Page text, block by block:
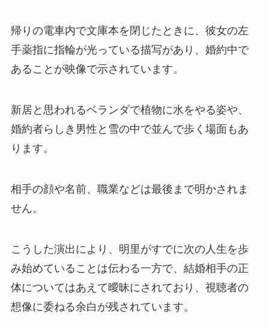
帰りの電車内で文庫本を閉じたときに、彼女の左
手薬指に指輪が光っている描写があり、婚約中で
あることが映像で示されています。
新居と思われるベランダで植物に水をやる姿や、
婚約者らしき男性と雪の中で並んで歩く場面もあ
ります。
相手の顔や名前、職業などは最後まで明かされま
せん。
こうした演出により、明里がすでに次の人生を歩
み始めていることは伝わる一方で、結婚相手の正
体についてはあえて曖昧にされており、視聴者の
想像に委ねる余白が残されています。